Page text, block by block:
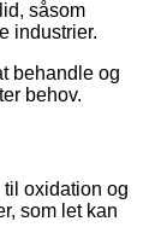
såsom
industrier.
behandle og
behov.
oxidation og
som let kan